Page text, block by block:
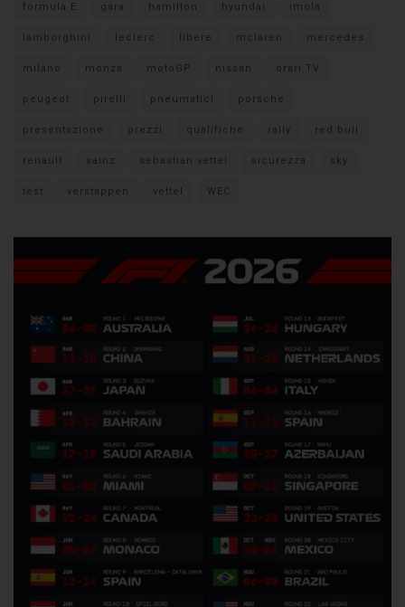
formula E gara hamilton hyundai imola
lamborghini leclerc libere mclaren mercedes
milano monza motoGP nissan orari TV
peugeot pirelli pneumatici porsche
presentazione prezzi qualifiche rally red bull
renault sainz sebastian vettel sicurezza sky
test verstappen vettel WEC